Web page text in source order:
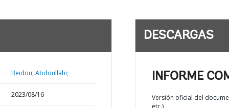
Beidou, Abdoullahi;
2023/08/16
DESCARGAS
INFORME
Versión oficial del
etc.)